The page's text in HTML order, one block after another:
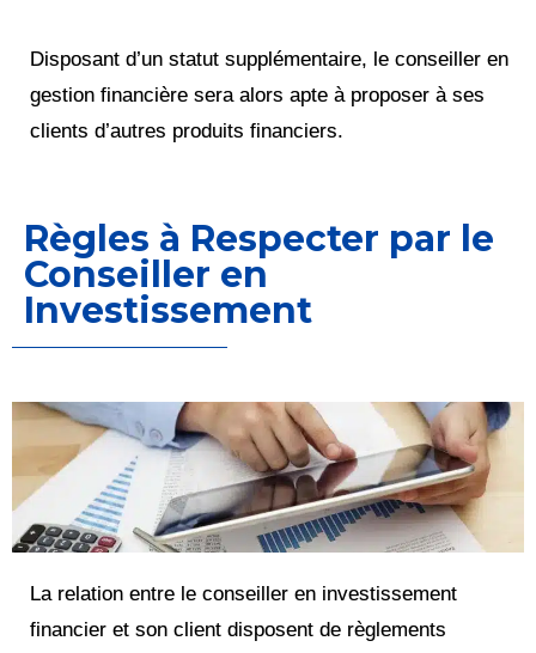
Disposant d’un statut supplémentaire, le conseiller en
gestion financière sera alors apte à proposer à ses
clients d’autres produits financiers.
Règles à Respecter par le
Conseiller en
Investissement
La relation entre le conseiller en investissement
financier et son client disposent de règlements